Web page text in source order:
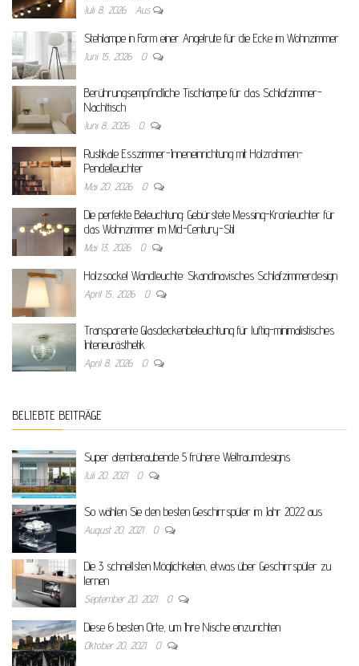
Juli 8, 2026 Aus
Stehlampe in Form einer Angelrute für die Ecke im Wohnzimmer
Juni 15, 2026 0
Berührungsempfindliche Tischlampe für das Schlafzimmer-
Nachttisch
Juni 8, 2026 0
Rustikale Esszimmer-Inneneinrichtung mit Holzrahmen-
Pendelleuchter
Mai 20, 2026 0
Die perfekte Beleuchtung: Gebürstete Messing-Kronleuchter für
das Wohnzimmer im Mid-Century-Stil
Mai 13, 2026 0
Holzsockel Wandleuchte: Skandinavisches Schlafzimmerdesign
April 15, 2026 0
Transparente Glasdeckenbeleuchtung für luftig-minimalistisches
Interieurästhetik
April 8, 2026 0
BELIEBTE BEITRÄGE
Super atemberaubende 5 frühere Weltraumdesigns
Juli 20, 2021 0
So wählen Sie den besten Geschirrspüler im Jahr 2022 aus
August 20, 2021 0
Die 3 schnellsten Möglichkeiten, etwas über Geschirrspüler zu
lernen
September 20, 2021 0
Diese 6 besten Orte, um Ihre Nische einzurichten
Oktober 20, 2021 0